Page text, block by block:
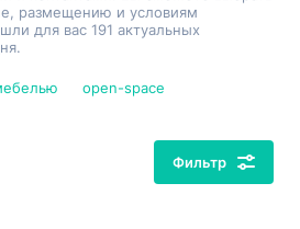
размещению и условиям
для вас 191 актуальных
open-space
Фильтр